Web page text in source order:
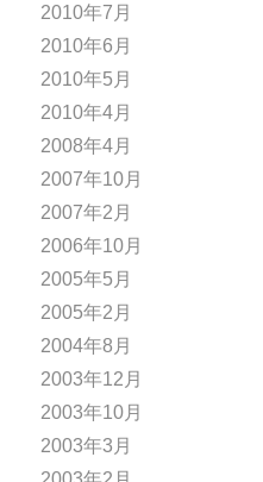
2010年7月
2010年6月
2010年5月
2010年4月
2008年4月
2007年10月
2007年2月
2006年10月
2005年5月
2005年2月
2004年8月
2003年12月
2003年10月
2003年3月